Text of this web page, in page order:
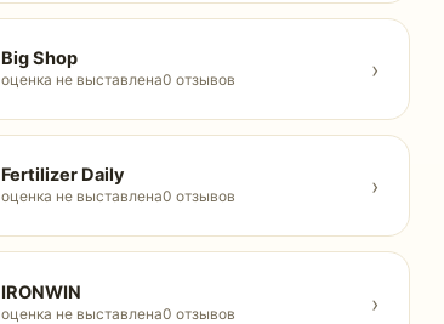
Big Shop
оценка не выставлена0 отзывов ›
Fertilizer Daily
оценка не выставлена0 отзывов ›
IRONWIN
оценка не выставлена0 отзывов ›